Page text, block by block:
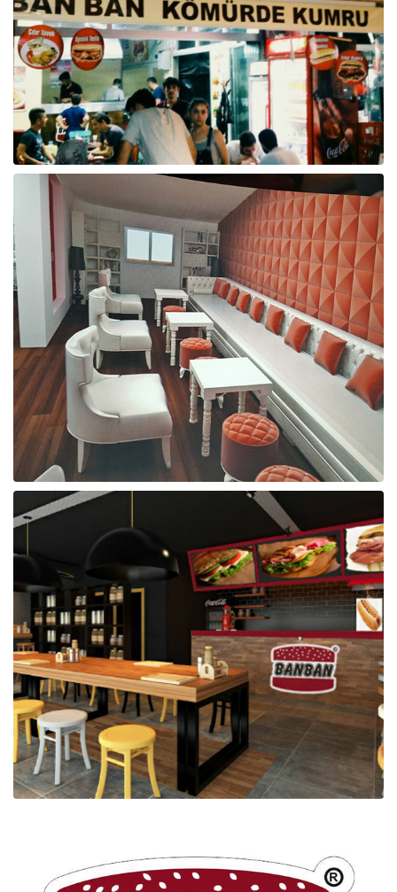
Raf ve Depo Sistemleri
Reklam - Tanıtım - PR ve İnternet
Seyahat - Rent A Car
Tabela - Dijital Baskı